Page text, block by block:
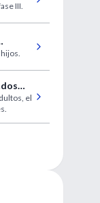
III.
el